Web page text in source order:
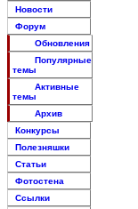
Новости
Форум
Обновления
Популярные
темы
Активные
темы
Архив
Конкурсы
Полезняшки
Статьи
Фотостена
Ссылки